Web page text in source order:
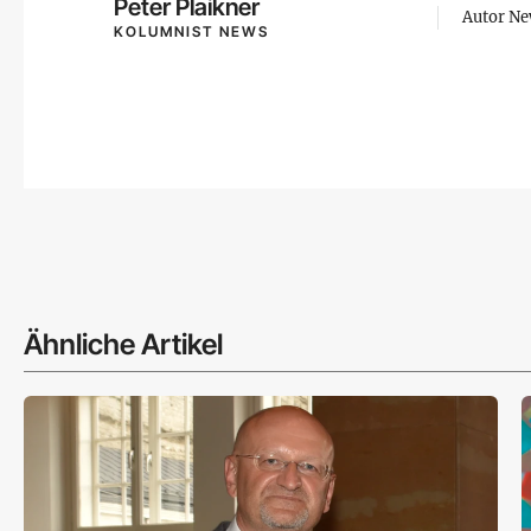
Peter Plaikner
KOLUMNIST NEWS
Autor
Ähnliche Artikel